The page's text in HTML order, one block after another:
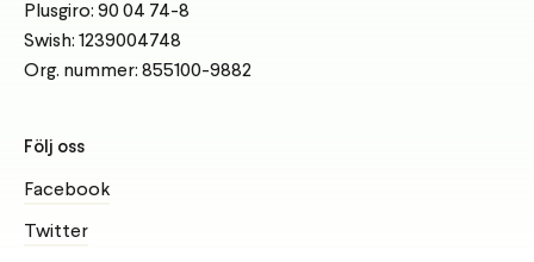
Plusgiro: 90 04 74-8
Swish: 1239004748
Org. nummer: 855100-9882
Följ oss
Facebook
Twitter